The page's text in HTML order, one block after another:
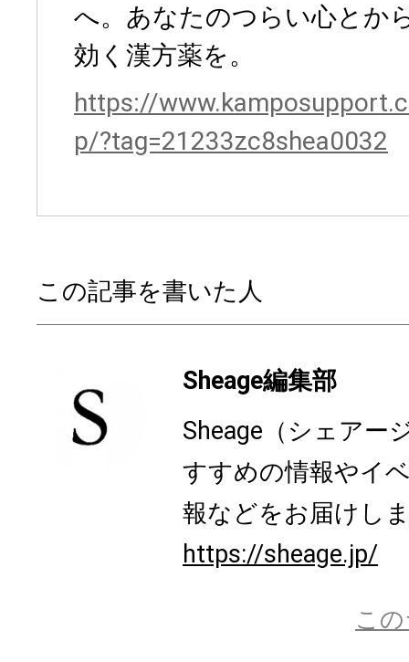
へ。あなたのつらい心とか
効く漢方薬を。
https://
p/?tag=21233zc8shea0032
この記事を書いた人
Sheage編集部
Sheage（シェアー
すすめの情報やイ
報などをお届けし
https://sheage.jp/
こ